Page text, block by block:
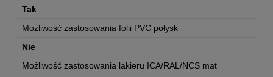
Tak
Możliwość zastosowania folii PVC połysk
Nie
Możliwość zastosowania lakieru ICA/RAL/NCS mat